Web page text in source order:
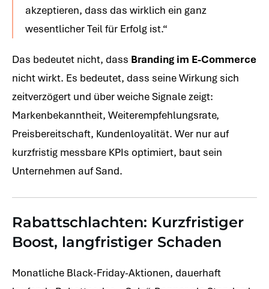
akzeptieren, dass das wirklich ein ganz
wesentlicher Teil für Erfolg ist.“
Das bedeutet nicht, dass Branding im E-Commerce
nicht wirkt. Es bedeutet, dass seine Wirkung sich
zeitverzögert und über weiche Signale zeigt:
Markenbekanntheit, Weiterempfehlungsrate,
Preisbereitschaft, Kundenloyalität. Wer nur auf
kurzfristig messbare KPIs optimiert, baut sein
Unternehmen auf Sand.
Rabattschlachten: Kurzfristiger
Boost, langfristiger Schaden
Monatliche Black-Friday-Aktionen, dauerhaft